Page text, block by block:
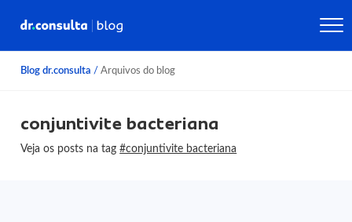
Blog dr.consulta / Arquivos do blog
conjuntivite bacteriana
Veja os posts na tag#conjuntivite bacteriana